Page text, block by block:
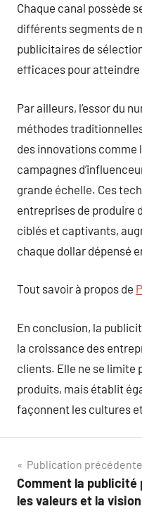
Chaque canal possède
différents segments de
publicitaires de
efficaces pour atteindre
Par ailleurs, l’essor du
méthodes
des innovations comme
campagnes
grande échelle. Ces
entreprises de produire
ciblés et captivants,
chaque dollar dépensé
Tout savoir à propos de
En conclusion, la
la croissance des
clients. Elle ne se limite
produits, mais établit
façonnent les cultures
Navigation
de
Publication précédente
Comment la
les valeurs et la